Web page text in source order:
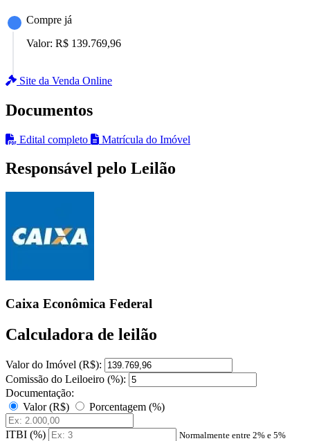
Compre já
Valor: R$ 139.769,96
Site da Venda Online
Documentos
Edital completo Matrícula do Imóvel
Responsável pelo Leilão
Caixa Econômica Federal
Calculadora de leilão
Valor do Imóvel (R$):
Comissão do Leiloeiro (%):
Documentação:
Valor (R$)
Porcentagem (%)
ITBI (%) Normalmente entre 2% e 5%